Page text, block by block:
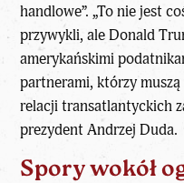
handlowe”. „To nie jest
przywykli, ale Donald
amerykańskimi
partnerami, którzy
relacji transatlantyckich
prezydent Andrzej Duda.
Spory wokół